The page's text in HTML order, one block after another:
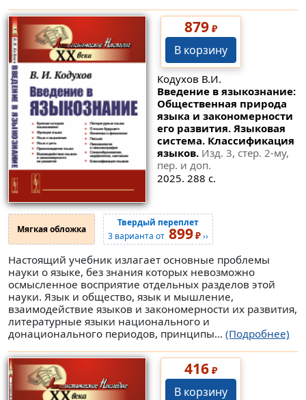
879₽
В корзину
Кодухов В.И.
Введение в языкознание:
Общественная природа
языка и закономерности
его развития. Языковая
система. Классификация
языков. Изд. 3, стер. 2-му,
пер. и доп.
2025. 288 с.
Мягкая обложка
Твердый переплет
3 варианта от 899₽››
Настоящий учебник излагает основные проблемы
науки о языке, без знания которых невозможно
осмысленное восприятие отдельных разделов этой
науки. Язык и общество, язык и мышление,
взаимодействие языков и закономерности их развития,
литературные языки национального и
донационального периодов, принципы... (Подробнее)
416₽
В корзину